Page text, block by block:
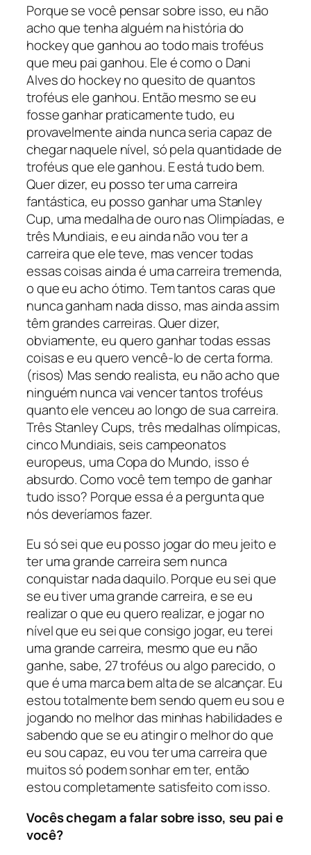
Porque se você pensar sobre isso, eu não
acho que tenha alguém na história do
hockey que ganhou ao todo mais troféus
que meu pai ganhou. Ele é como o Dani
Alves do hockey no quesito de quantos
troféus ele ganhou. Então mesmo se eu
fosse ganhar praticamente tudo, eu
provavelmente ainda nunca seria capaz de
chegar naquele nível, só pela quantidade de
troféus que ele ganhou. E está tudo bem.
Quer dizer, eu posso ter uma carreira
fantástica, eu posso ganhar uma Stanley
Cup, uma medalha de ouro nas Olimpíadas, e
três Mundiais, e eu ainda não vou ter a
carreira que ele teve, mas vencer todas
essas coisas ainda é uma carreira tremenda,
o que eu acho ótimo. Tem tantos caras que
nunca ganham nada disso, mas ainda assim
têm grandes carreiras. Quer dizer,
obviamente, eu quero ganhar todas essas
coisas e eu quero vencê-lo de certa forma.
(risos) Mas sendo realista, eu não acho que
ninguém nunca vai vencer tantos troféus
quanto ele venceu ao longo de sua carreira.
Três Stanley Cups, três medalhas olímpicas,
cinco Mundiais, seis campeonatos
europeus, uma Copa do Mundo, isso é
absurdo. Como você tem tempo de ganhar
tudo isso? Porque essa é a pergunta que
nós deveríamos fazer.
Eu só sei que eu posso jogar do meu jeito e
ter uma grande carreira sem nunca
conquistar nada daquilo. Porque eu sei que
se eu tiver uma grande carreira, e se eu
realizar o que eu quero realizar, e jogar no
nível que eu sei que consigo jogar, eu terei
uma grande carreira, mesmo que eu não
ganhe, sabe, 27 troféus ou algo parecido, o
que é uma marca bem alta de se alcançar. Eu
estou totalmente bem sendo quem eu sou e
jogando no melhor das minhas habilidades e
sabendo que se eu atingir o melhor do que
eu sou capaz, eu vou ter uma carreira que
muitos só podem sonhar em ter, então
estou completamente satisfeito com isso.
Vocês chegam a falar sobre isso, seu pai e
você?